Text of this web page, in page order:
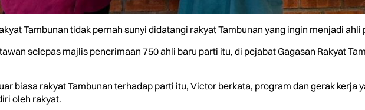
Tambunan tidak pernah sunyi didatangi rakyat Tambunan yang ingin menjadi ahli
selepas majlis penerimaan 750 ahli baru parti itu, di pejabat Gagasan Rakyat
biasa rakyat Tambunan terhadap parti itu, Victor berkata, program dan gerak kerja
oleh rakyat.